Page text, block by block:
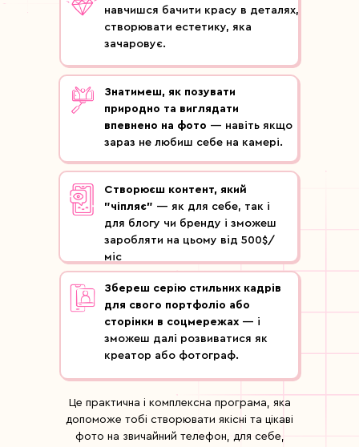
навчишся бачити красу в деталях,
створювати естетику, яка
зачаровує.
Це практична і комплексна програма, яка
допоможе тобі створювати якісні та цікаві
фото на звичайний телефон, для себе,
Знатимеш, як позувати
природно та виглядати
впевнено на фото — навіть якщо
зараз не любиш себе на камері.
Збереш серію стильних кадрів
для свого портфоліо або
сторінки в соцмережах — і
зможеш далі розвиватися як
креатор або фотограф.
Створюєш контент, який
"чіпляє" — як для себе, так і
для блогу чи бренду і зможеш
заробляти на цьому від 500$/
міс